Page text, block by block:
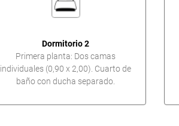
Dormitorio 2
Primera planta: Dos camas
individuales (0,90 x 2,00). Cuarto de
baño con ducha separado.